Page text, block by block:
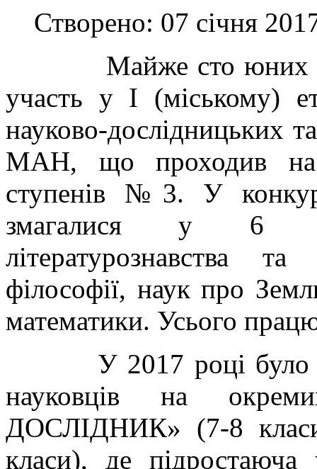
Створено: 07 січня
Майже сто юних
участь у І (міському)
науково-дослідницьких
МАН, що проходив на
ступенів №3. У
змагалися у 6
літературознавства
філософії, наук про
математики. Усього
У 2017 році було
науковців на
ДОСЛІДНИК» (7-8
класи), де підростаюча